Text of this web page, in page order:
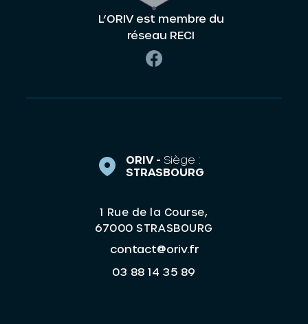
L’ORIV est membre du
réseau RECI
ORIV - Siège :
STRASBOURG
1 Rue de la Course,
67000 STRASBOURG
contact@oriv.fr
03 88 14 35 89